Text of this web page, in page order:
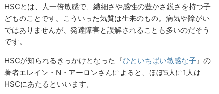
HSCとは、人一倍敏感で、繊細さや感性の豊かさ鋭さを持つ子
どものことです。こういった気質は生来のもの。病気や障がい
ではありませんが、発達障害と誤解されることも多いのだそう
です。
HSCが知られるきっかけとなった『ひといちばい敏感な子』の
著者エレイン・N・アーロンさんによると、ほぼ5人に1人は
HSCにあたるといいます。